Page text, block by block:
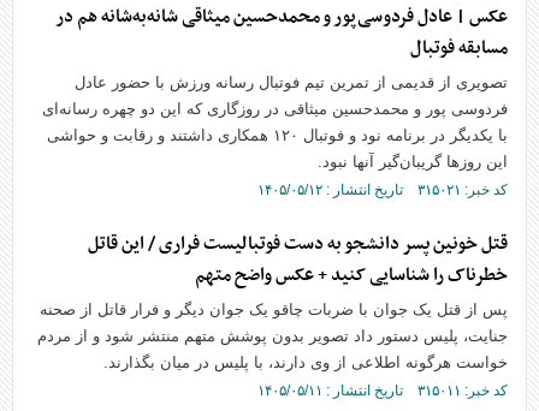
عکس | عادل فردوسی‌پور و محمدحسین میثاقی شانه‌به‌شانه هم در
مسابقه فوتبال
تصویری از قدیمی از تمرین تیم فوتبال رسانه ورزش با حضور عادل
فردوسی پور و محمدحسین میثاقی در روزگاری که این دو چهره رسانه‌ای
با یکدیگر در برنامه نود و فوتبال ۱۲۰ همکاری داشتند و رقابت و حواشی
این روز‌ها گریبان‌گیر آنها نبود.
کد خبر: ۳۱۵۰۲۱ تاریخ انتشار : ۱۴۰۵/۰۵/۱۲
قتل خونین پسر دانشجو به دست فوتبالیست فراری / این قاتل
خطرناک را شناسایی کنید + عکس واضح متهم
پس از قتل یک جوان با ضربات چاقو یک جوان دیگر و فرار قاتل از صحنه
جنایت، پلیس دستور داد تصویر بدون پوشش متهم منتشر شود و از مردم
خواست هرگونه اطلاعی از وی دارند، با پلیس در میان بگذارند.
کد خبر: ۳۱۵۰۱۱ تاریخ انتشار : ۱۴۰۵/۰۵/۱۱